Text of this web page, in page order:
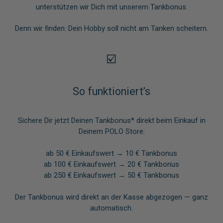
unterstützen wir Dich mit unserem Tankbonus.
Denn wir finden: Dein Hobby soll nicht am Tanken scheitern.
☑️
So funktioniert’s
Sichere Dir jetzt Deinen Tankbonus* direkt beim Einkauf in
Deinem POLO Store:
ab 50 € Einkaufswert → 10 € Tankbonus
ab 100 € Einkaufswert → 20 € Tankbonus
ab 250 € Einkaufswert → 50 € Tankbonus
Der Tankbonus wird direkt an der Kasse abgezogen — ganz
automatisch.